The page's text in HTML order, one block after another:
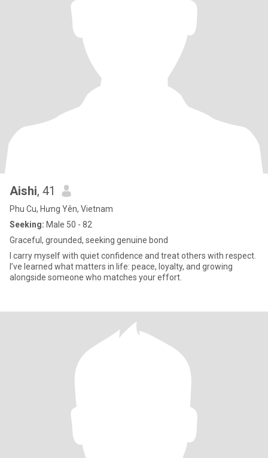
Aishi, 41
Phu Cu, Hưng Yên, Vietnam
Seeking: Male 50 - 82
Graceful, grounded, seeking genuine bond
I carry myself with quiet confidence and treat others with respect.
I’ve learned what matters in life: peace, loyalty, and growing
alongside someone who matches your effort.